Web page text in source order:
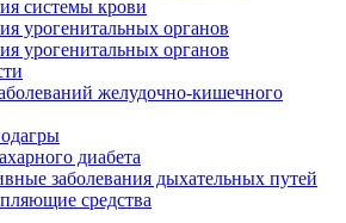
системы крови
урогенитальных органов
урогенитальных органов
желудочно-кишечного
диабета
заболевания дыхательных путей
средства